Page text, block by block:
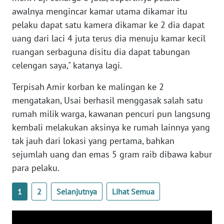
awalnya mengincar kamar utama dikamar itu
pelaku dapat satu kamera dikamar ke 2 dia dapat
uang dari laci 4 juta terus dia menuju kamar kecil
ruangan serbaguna disitu dia dapat tabungan
celengan saya," katanya lagi.
Terpisah Amir korban ke malingan ke 2
mengatakan, Usai berhasil menggasak salah satu
rumah milik warga, kawanan pencuri pun langsung
kembali melakukan aksinya ke rumah lainnya yang
tak jauh dari lokasi yang pertama, bahkan
sejumlah uang dan emas 5 gram raib dibawa kabur
para pelaku.
1 2 Selanjutnya Lihat Semua
WN
NUSANTARA
WN
JOGJA
JATIM
WN
BALI
WN
KALBAR
WN
KALTENG